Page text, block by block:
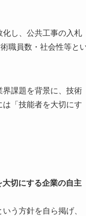
し、公共工事の入札
職員数・社会性等と
課題を背景に、技術
「技能者を大切にす
大切にする企業の自主
う方針を自ら掲げ、